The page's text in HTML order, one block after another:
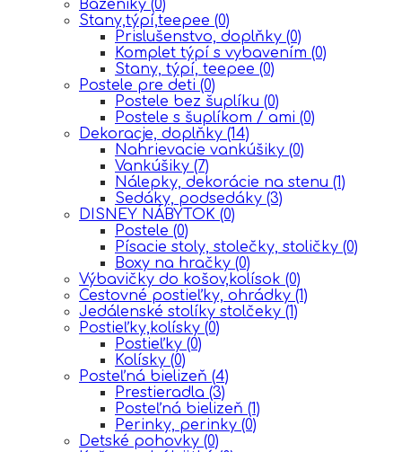
Bazeniky (0)
Stany,týpí,teepee (0)
Prislušenstvo, doplňky (0)
Komplet týpí s vybavením (0)
Stany, týpí, teepee (0)
Postele pre deti (0)
Postele bez šuplíku (0)
Postele s šuplíkom / ami (0)
Dekoracje, doplňky (14)
Nahrievacie vankúšiky (0)
Vankúšiky (7)
Nálepky, dekorácie na stenu (1)
Sedáky, podsedáky (3)
DISNEY NÁBYTOK (0)
Postele (0)
Písacie stoly, stolečky, stoličky (0)
Boxy na hračky (0)
Výbavičky do košov,kolísok (0)
Cestovné postieľky, ohrádky (1)
Jedálenské stolíky stolčeky (1)
Postieľky,kolísky (0)
Postieľky (0)
Kolísky (0)
Posteľná bielizeň (4)
Prestieradla (3)
Posteľná bielizeň (1)
Perinky, perinky (0)
Detské pohovky (0)